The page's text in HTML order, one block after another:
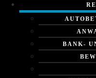
BANK-